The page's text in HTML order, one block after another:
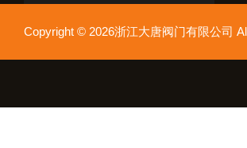
Copyright © 2026浙江大唐阀门有限公司